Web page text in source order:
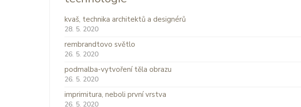
kvaš, technika architektů a designérů
28. 5. 2020
rembrandtovo světlo
26. 5. 2020
podmalba-vytvoření těla obrazu
26. 5. 2020
imprimitura, neboli první vrstva
26. 5. 2020